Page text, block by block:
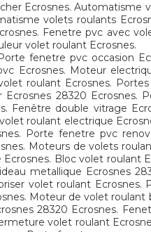
Ecrosnes. Automatisme
volets roulants
Fenetre pvc avec
volet roulant Ecrosnes.
fenetre pvc occasion
Ecrosnes. Moteur
roulant Ecrosnes.
28320 Ecrosnes.
Fenêtre double vitrage
roulant electrique
Porte fenetre pvc
Moteurs de volets
Bloc volet roulant
metallique Ecrosnes
volet roulant
Moteur de volet
28320 Ecrosnes.
volet roulant